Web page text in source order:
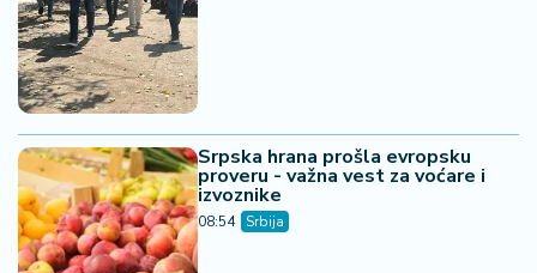
Srpska hrana prošla evropsku
proveru - važna vest za voćare i
izvoznike
08:54 Srbija